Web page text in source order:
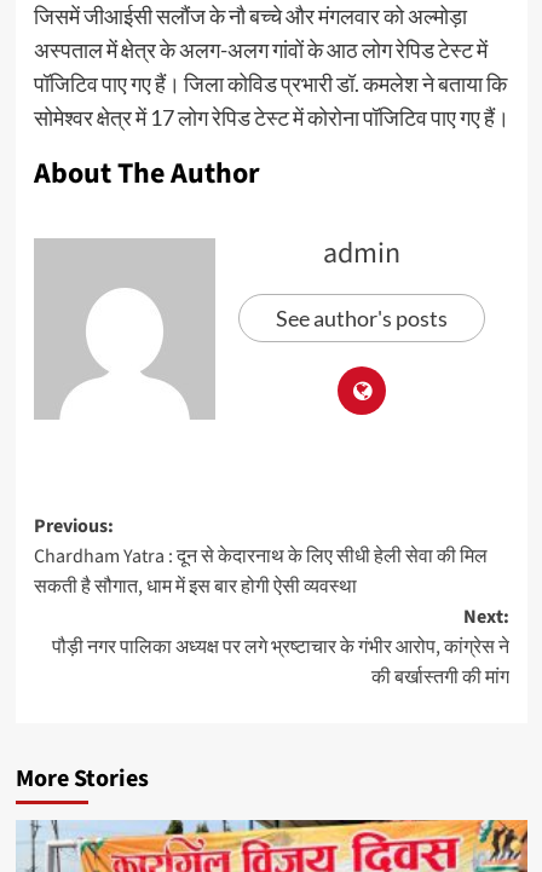
जिसमें जीआईसी सलौंज के नौ बच्चे और मंगलवार को अल्मोड़ा
अस्पताल में क्षेत्र के अलग-अलग गांवों के आठ लोग रेपिड टेस्ट में
पॉजिटिव पाए गए हैं। जिला कोविड प्रभारी डॉ. कमलेश ने बताया कि
सोमेश्वर क्षेत्र में 17 लोग रेपिड टेस्ट में कोरोना पॉजिटिव पाए गए हैं।
About The Author
admin
See author's posts
Previous:
Chardham Yatra : दून से केदारनाथ के लिए सीधी हेली सेवा की मिल
सकती है सौगात, धाम में इस बार होगी ऐसी व्यवस्था
Next:
पौड़ी नगर पालिका अध्यक्ष पर लगे भ्रष्टाचार के गंभीर आरोप, कांग्रेस ने
की बर्खास्तगी की मांग
More Stories